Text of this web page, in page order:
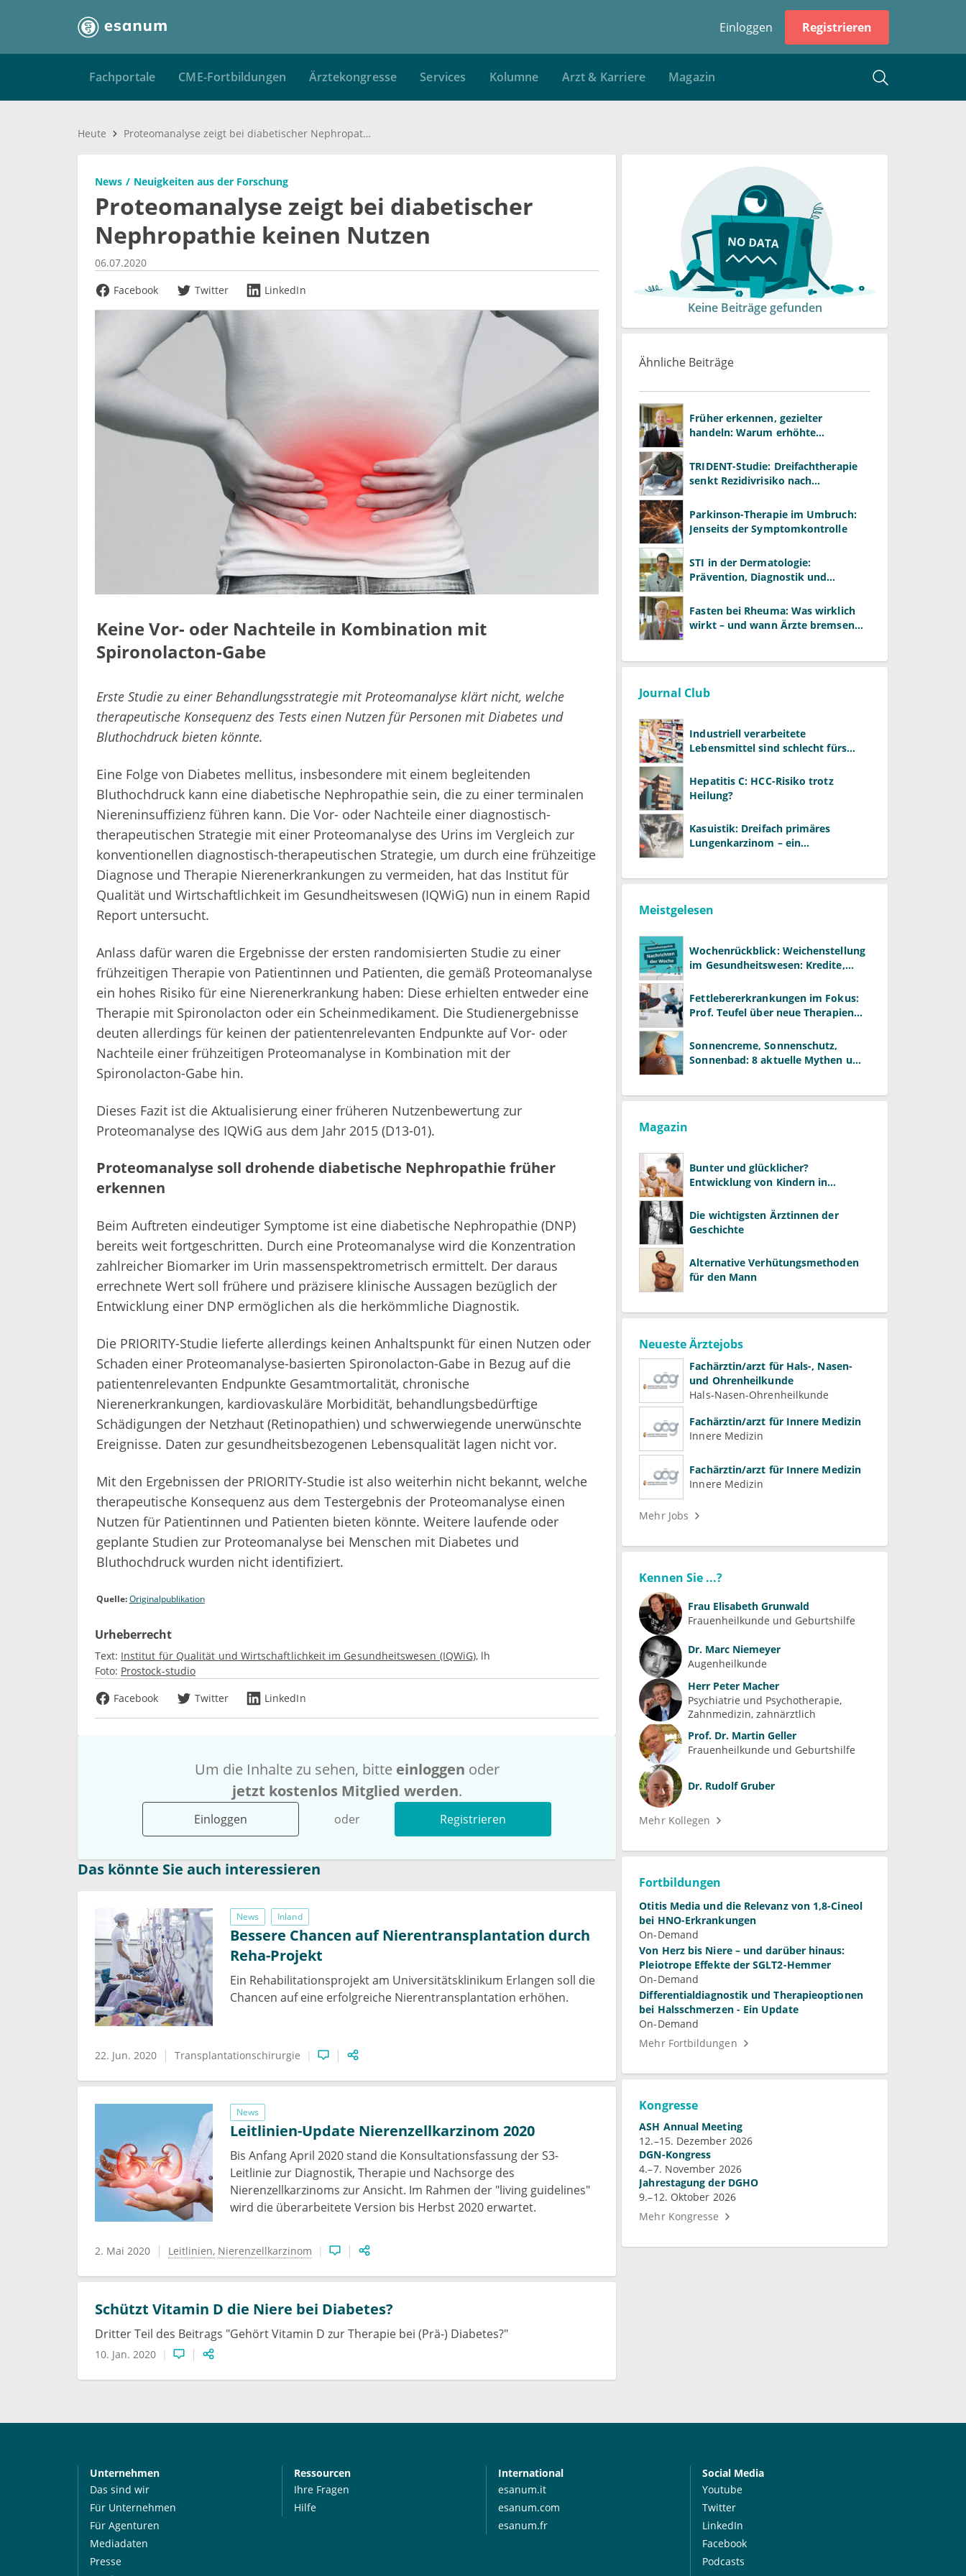
Einloggen Registrieren
Fachportale CME-Fortbildungen Ärztekongresse Services Kolumne Arzt & Karriere Magazin
Heute Proteomanalyse zeigt bei diabetischer Nephropathie keinen Nutzen
News Neuigkeiten aus der Forschung
Proteomanalyse zeigt bei diabetischer
Nephropathie keinen Nutzen
06.07.2020
Facebook
Twitter LinkedIn
Keine Vor- oder Nachteile in Kombination mit
Spironolacton-Gabe
Erste Studie zu einer Behandlungsstrategie mit Proteomanalyse klärt nicht, welche
therapeutische Konsequenz des Tests einen Nutzen für Personen mit Diabetes und
Bluthochdruck bieten könnte.
Eine Folge von Diabetes mellitus, insbesondere mit einem begleitenden
Bluthochdruck kann eine diabetische Nephropathie sein, die zu einer terminalen
Niereninsuffizienz führen kann. Die Vor- oder Nachteile einer diagnostisch-
therapeutischen Strategie mit einer Proteomanalyse des Urins im Vergleich zur
konventionellen diagnostisch-therapeutischen Strategie, um durch eine frühzeitige
Diagnose und Therapie Nierenerkrankungen zu vermeiden, hat das Institut für
Qualität und Wirtschaftlichkeit im Gesundheitswesen (IQWiG) nun in einem Rapid
Report untersucht.
Anlass dafür waren die Ergebnisse der ersten randomisierten Studie zu einer
frühzeitigen Therapie von Patientinnen und Patienten, die gemäß Proteomanalyse
ein hohes Risiko für eine Nierenerkrankung haben: Diese erhielten entweder eine
Therapie mit Spironolacton oder ein Scheinmedikament. Die Studienergebnisse
deuten allerdings für keinen der patientenrelevanten Endpunkte auf Vor- oder
Nachteile einer frühzeitigen Proteomanalyse in Kombination mit der
Spironolacton-Gabe hin.
Dieses Fazit ist die Aktualisierung einer früheren Nutzenbewertung zur
Proteomanalyse des IQWiG aus dem Jahr 2015 (D13-01).
Proteomanalyse soll drohende diabetische Nephropathie früher
erkennen
Beim Auftreten eindeutiger Symptome ist eine diabetische Nephropathie (DNP)
bereits weit fortgeschritten. Durch eine Proteomanalyse wird die Konzentration
zahlreicher Biomarker im Urin massenspektrometrisch ermittelt. Der daraus
errechnete Wert soll frühere und präzisere klinische Aussagen bezüglich der
Entwicklung einer DNP ermöglichen als die herkömmliche Diagnostik.
Die PRIORITY-Studie lieferte allerdings keinen Anhaltspunkt für einen Nutzen oder
Schaden einer Proteomanalyse-basierten Spironolacton-Gabe in Bezug auf die
patientenrelevanten Endpunkte Gesamtmortalität, chronische
Nierenerkrankungen, kardiovaskuläre Morbidität, behandlungsbedürftige
Schädigungen der Netzhaut (Retinopathien) und schwerwiegende unerwünschte
Ereignisse. Daten zur gesundheitsbezogenen Lebensqualität lagen nicht vor.
Mit den Ergebnissen der PRIORITY-Studie ist also weiterhin nicht bekannt, welche
therapeutische Konsequenz aus dem Testergebnis der Proteomanalyse einen
Nutzen für Patientinnen und Patienten bieten könnte. Weitere laufende oder
geplante Studien zur Proteomanalyse bei Menschen mit Diabetes und
Bluthochdruck wurden nicht identifiziert.
Quelle:Originalpublikation
Urheberrecht
Text: Institut für Qualität und Wirtschaftlichkeit im Gesundheitswesen (IQWiG) lh
Foto: Prostock-studio
Facebook
Twitter LinkedIn
Um die Inhalte zu sehen, bitte einloggen oder
jetzt kostenlos Mitglied werden.
Einloggen oder Registrieren
Das könnte Sie auch interessieren
News Inland
Bessere Chancen auf Nierentransplantation durch
Reha-Projekt
Ein Rehabilitationsprojekt am Universitätsklinikum Erlangen soll die
Chancen auf eine erfolgreiche Nierentransplantation erhöhen.
22. Jun. 2020 Transplantationschirurgie
News
Leitlinien-Update Nierenzellkarzinom 2020
Bis Anfang April 2020 stand die Konsultationsfassung der S3-
Leitlinie zur Diagnostik, Therapie und Nachsorge des
Nierenzellkarzinoms zur Ansicht. Im Rahmen der "living guidelines"
wird die überarbeitete Version bis Herbst 2020 erwartet.
2. Mai 2020 Leitlinien Nierenzellkarzinom
Schützt Vitamin D die Niere bei Diabetes?
Dritter Teil des Beitrags "Gehört Vitamin D zur Therapie bei (Prä-) Diabetes?"
10. Jan. 2020
Keine Beiträge gefunden
Ähnliche Beiträge
Früher erkennen, gezielter
handeln: Warum erhöhte
als ALT und AST
TRIDENT-Studie: Dreifachtherapie
senkt Rezidivrisiko nach
Parkinson-Therapie im Umbruch:
Jenseits der Symptomkontrolle
STI in der Dermatologie:
Prävention, Diagnostik und
gestalten
Fasten bei Rheuma: Was wirklich
wirkt – und wann Ärzte bremsen
Journal Club
Industriell verarbeitete
Lebensmittel sind schlecht fürs
Hepatitis C: HCC-Risiko trotz
Heilung?
Kasuistik: Dreifach primäres
Lungenkarzinom – ein
Meistgelesen
Wochenrückblick: Weichenstellung
im Gesundheitswesen: Kredite,
Fettlebererkrankungen im Fokus:
Prof. Teufel über neue Therapien
Sonnencreme, Sonnenschutz,
Sonnenbad: 8 aktuelle Mythen und
Magazin
Bunter und glücklicher?
Entwicklung von Kindern in
Die wichtigsten Ärztinnen der
Geschichte
Alternative Verhütungsmethoden
für den Mann
Neueste Ärztejobs
Fachärztin/arzt für Hals-, Nasen-
und Ohrenheilkunde
Hals-Nasen-Ohrenheilkunde
Fachärztin/arzt für Innere Medizin
Innere Medizin
Fachärztin/arzt für Innere Medizin
Innere Medizin
Mehr Jobs
Kennen Sie ...?
Frau Elisabeth Grunwald
Frauenheilkunde und Geburtshilfe
Dr. Marc Niemeyer
Augenheilkunde
Herr Peter Macher
Psychiatrie und Psychotherapie
Zahnmedizin, zahnärztlich
Prof. Dr. Martin Geller
Frauenheilkunde und Geburtshilfe
Dr. Rudolf Gruber
Mehr Kollegen
Fortbildungen
Otitis Media und die Relevanz von 1,8-Cineol
bei HNO-Erkrankungen
On-Demand
Von Herz bis Niere – und darüber hinaus:
Pleiotrope Effekte der SGLT2-Hemmer
On-Demand
Differentialdiagnostik und Therapieoptionen
bei Halsschmerzen - Ein Update
On-Demand
Mehr Fortbildungen
Kongresse
ASH Annual Meeting
12.–15. Dezember 2026
DGN-Kongress
4.–7. November 2026
Jahrestagung der DGHO
9.–12. Oktober 2026
Mehr Kongresse
Unternehmen
Das sind wir
Für Unternehmen
Für Agenturen
Mediadaten
Presse
Ressourcen
Ihre Fragen
Hilfe
International
esanum.it
esanum.com
esanum.fr
Social Media
Youtube
Twitter
LinkedIn
Facebook
Podcasts